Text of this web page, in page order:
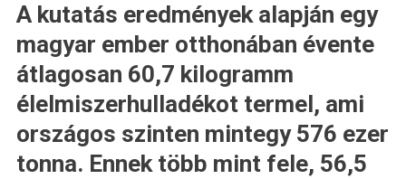
A kutatás eredmények alapján egy
magyar ember otthonában évente
átlagosan 60,7 kilogramm
élelmiszerhulladékot termel, ami
országos szinten mintegy 576 ezer
tonna. Ennek több mint fele, 56,5